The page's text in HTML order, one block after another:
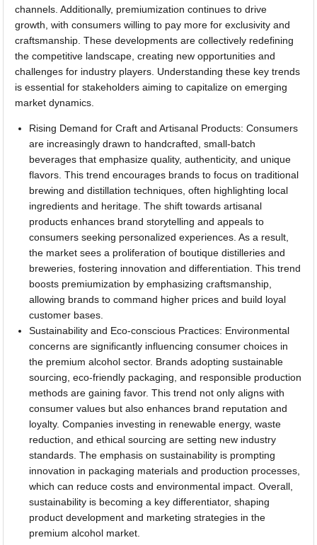
channels. Additionally, premiumization continues to drive
growth, with consumers willing to pay more for exclusivity and
craftsmanship. These developments are collectively redefining
the competitive landscape, creating new opportunities and
challenges for industry players. Understanding these key trends
is essential for stakeholders aiming to capitalize on emerging
market dynamics.
Rising Demand for Craft and Artisanal Products: Consumers
are increasingly drawn to handcrafted, small-batch
beverages that emphasize quality, authenticity, and unique
flavors. This trend encourages brands to focus on traditional
brewing and distillation techniques, often highlighting local
ingredients and heritage. The shift towards artisanal
products enhances brand storytelling and appeals to
consumers seeking personalized experiences. As a result,
the market sees a proliferation of boutique distilleries and
breweries, fostering innovation and differentiation. This trend
boosts premiumization by emphasizing craftsmanship,
allowing brands to command higher prices and build loyal
customer bases.
Sustainability and Eco-conscious Practices: Environmental
concerns are significantly influencing consumer choices in
the premium alcohol sector. Brands adopting sustainable
sourcing, eco-friendly packaging, and responsible production
methods are gaining favor. This trend not only aligns with
consumer values but also enhances brand reputation and
loyalty. Companies investing in renewable energy, waste
reduction, and ethical sourcing are setting new industry
standards. The emphasis on sustainability is prompting
innovation in packaging materials and production processes,
which can reduce costs and environmental impact. Overall,
sustainability is becoming a key differentiator, shaping
product development and marketing strategies in the
premium alcohol market.